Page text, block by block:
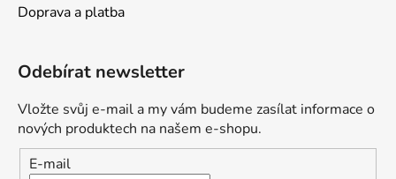
Doprava a platba
Odebírat newsletter
Vložte svůj e-mail a my vám budeme zasílat informace o
nových produktech na našem e-shopu.
E-mail